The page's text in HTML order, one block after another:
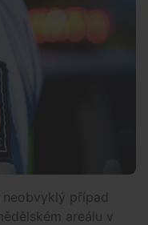
případ
areálu v